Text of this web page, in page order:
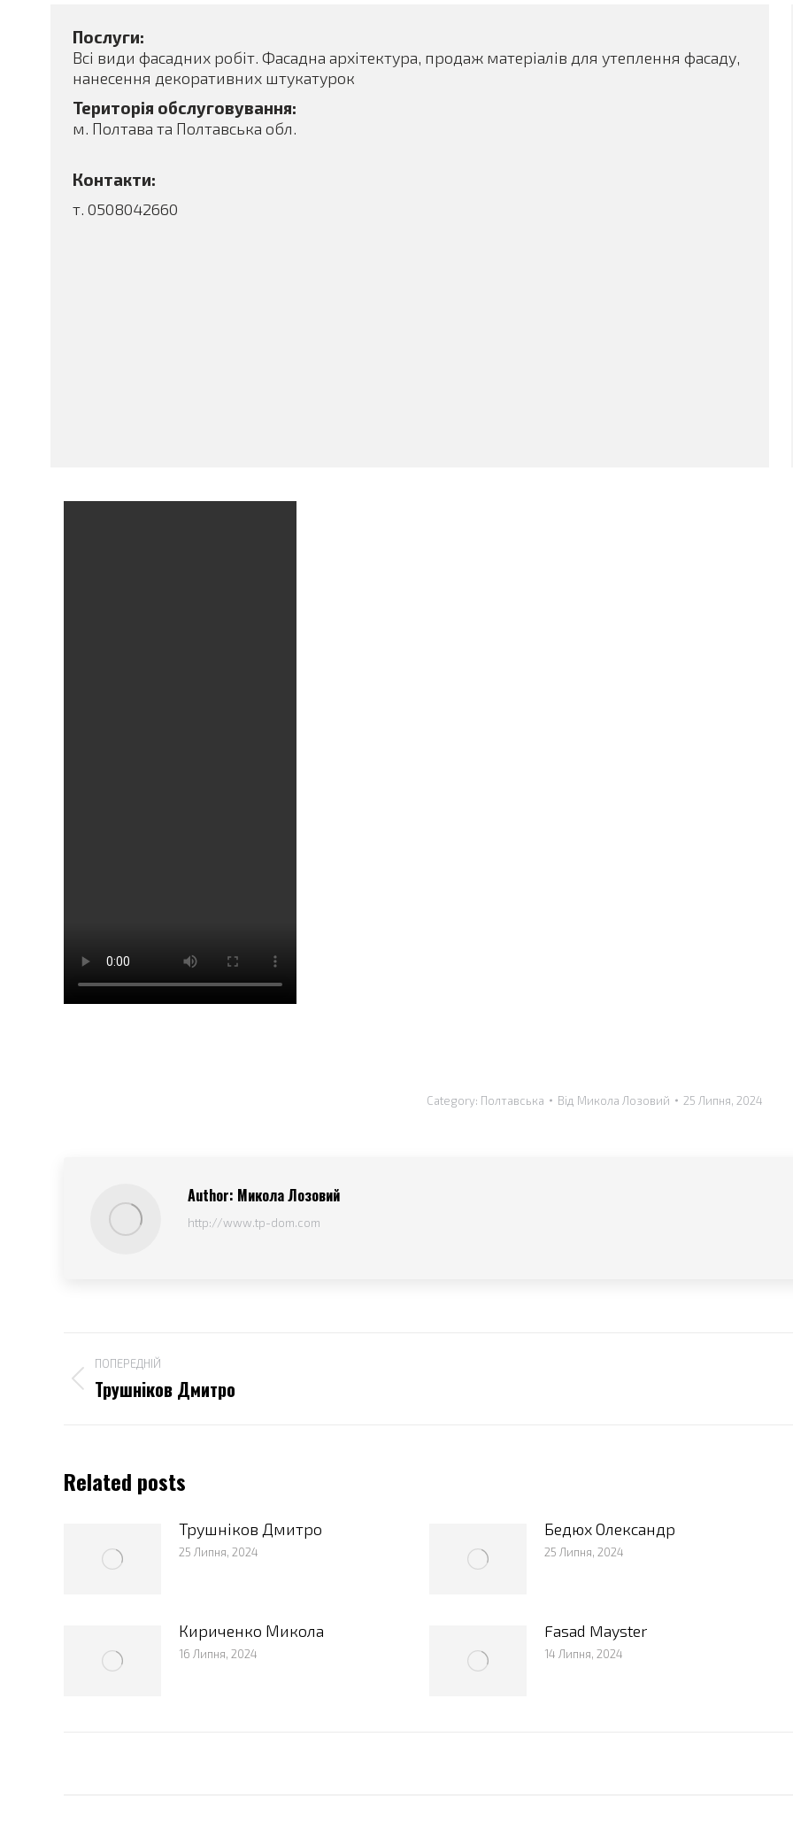
Послуги:
Всі види фасадних робіт. Фасадна архітектура, продаж матеріалів для утеплення фасаду,
нанесення декоративних штукатурок
Територія обслуговування:
м. Полтава та Полтавська обл.
Контакти:
т. 0508042660
Category: Полтавська Від Микола Лозовий 25 Липня, 2024
Author: Микола Лозовий
http://www.tp-dom.com
navigation
ПОПЕРЕДНІЙ
Попередній
Трушніков Дмитро
Related posts
Трушніков Дмитро
25 Липня, 2024
Бедюх Олександр
25 Липня, 2024
Кириченко Микола
16 Липня, 2024
Fasad Mayster
14 Липня, 2024